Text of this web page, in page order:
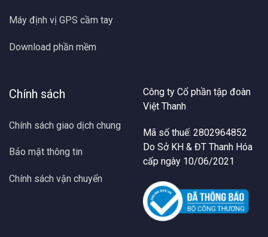
Máy định vị GPS cầm tay
Download phần mềm
Chính sách
Chính sách giao dịch chung
Bảo mật thông tin
Chính sách vận chuyển
Công ty Cổ phần tập đoàn
Việt Thanh
Mã số thuế: 2802964852
Do Sở KH & ĐT Thanh Hóa
cấp ngày 10/06/2021